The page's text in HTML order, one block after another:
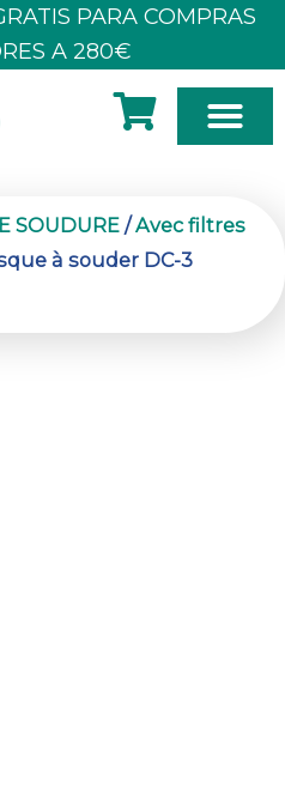
PARA COMPRAS
A 280€
SOUDURE /Avec filtres
à souder DC-3